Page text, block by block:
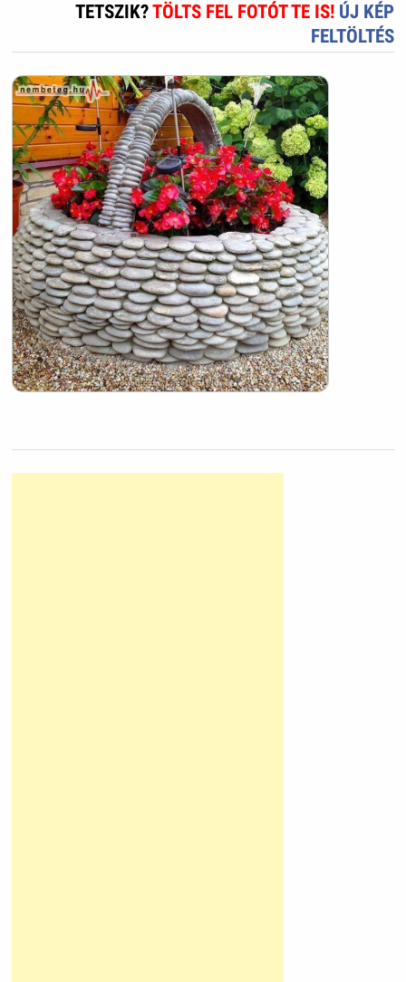
TETSZIK?TÖLTS FEL FOTÓT TE IS! ÚJ KÉP
FELTÖLTÉS